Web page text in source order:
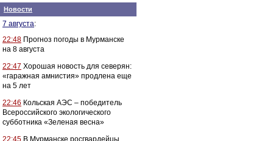
Новости
7 августа:
22:48 Прогноз погоды в Мурманске
на 8 августа
22:47 Хорошая новость для северян:
«гаражная амнистия» продлена еще
на 5 лет
22:46 Кольская АЭС – победитель
Всероссийского экологического
субботника «Зеленая весна»
22:45 В Мурманске росгвардейцы